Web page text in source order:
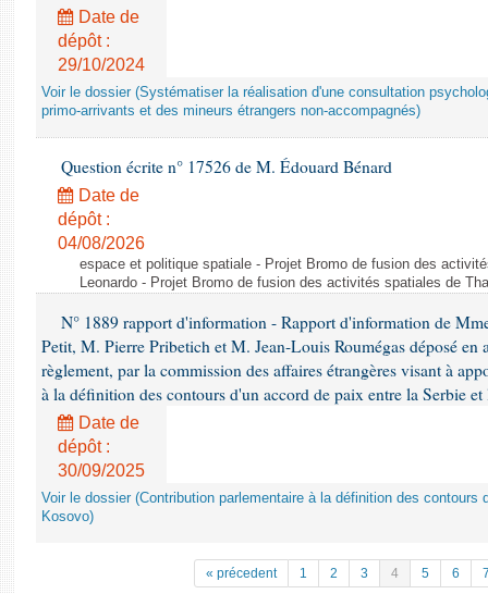
Date de
dépôt :
29/10/2024
Voir le dossier (Systématiser la réalisation d'une consultation
primo-arrivants et des mineurs étrangers non-accompagnés)
Question écrite n° 17526 de M. Édouard Bénard
Date de
dépôt :
04/08/2026
espace et politique spatiale - Projet Bromo de fusion des
Leonardo - Projet Bromo de fusion des activités spatiales de
N° 1889 rapport d'information - Rapport d'information de
Petit, M. Pierre Pribetich et M. Jean-Louis Roumégas déposé
règlement, par la commission des affaires étrangères visant à
à la définition des contours d'un accord de paix entre la Serbie et
Date de
dépôt :
30/09/2025
Voir le dossier (Contribution parlementaire à la définition des contours
Kosovo)
« précedent 1 2 3 4 5 6